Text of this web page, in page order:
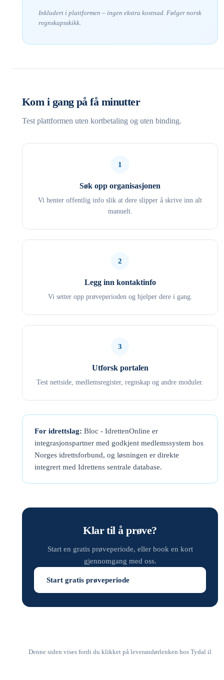
Inkludert i plattformen – ingen ekstra kostnad. Følger norsk
regnskapsskikk.
Kom i gang på få minutter
Test plattformen uten kortbetaling og uten binding.
1
Søk opp organisasjonen
Vi henter offentlig info slik at dere slipper å skrive inn alt
manuelt.
2
Legg inn kontaktinfo
Vi setter opp prøveperioden og hjelper dere i gang.
3
Utforsk portalen
Test nettside, medlemsregister, regnskap og andre moduler.
For idrettslag: Bloc - IdrettenOnline er
integrasjonspartner med godkjent medlemssystem hos
Norges idrettsforbund, og løsningen er direkte
integrert med Idrettens sentrale database.
Klar til å prøve?
Start en gratis prøveperiode, eller book en kort
gjennomgang med oss.
Start gratis prøveperiode
Denne siden vises fordi du klikket på leverandørlenken hos Tydal il